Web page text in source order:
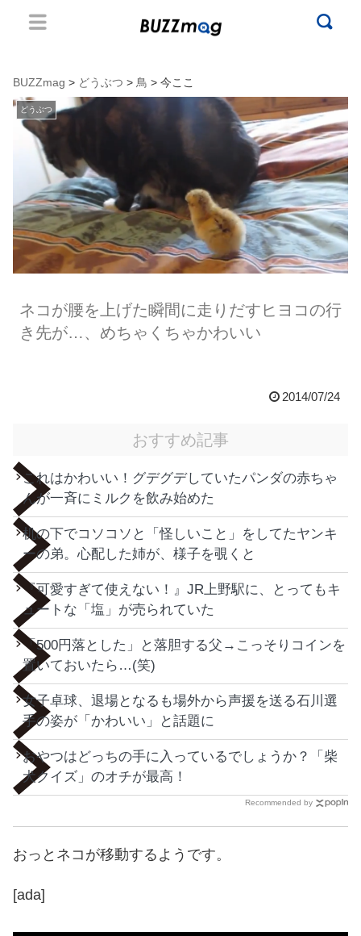
BUZZmag > どうぶつ > 鳥 > 今ここ
どうぶつ
ネコが腰を上げた瞬間に走りだすヒヨコの行
き先が…、めちゃくちゃかわいい
2014/07/24
おすすめ記事
これはかわいい！グデグデしていたパンダの赤ちゃ
んが一斉にミルクを飲み始めた
机の下でコソコソと「怪しいこと」をしてたヤンキ
ーの弟。心配した姉が、様子を覗くと
『可愛すぎて使えない！』JR上野駅に、とってもキ
ュートな「塩」が売られていた
「500円落とした」と落胆する父→こっそりコインを
置いておいたら…(笑)
女子卓球、退場となるも場外から声援を送る石川選
手の姿が「かわいい」と話題に
おやつはどっちの手に入っているでしょうか？「柴
犬クイズ」のオチが最高！
Recommended by
おっとネコが移動するようです。
[ada]